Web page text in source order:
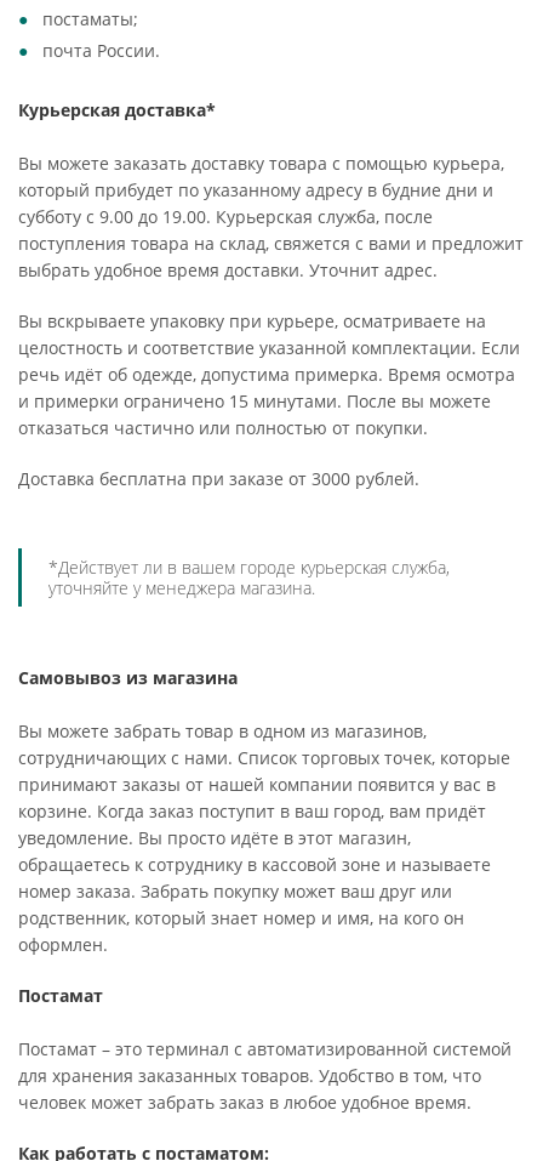
постаматы;
почта России.
Курьерская доставка*
Вы можете заказать доставку товара с помощью курьера,
который прибудет по указанному адресу в будние дни и
субботу с 9.00 до 19.00. Курьерская служба, после
поступления товара на склад, свяжется с вами и предложит
выбрать удобное время доставки. Уточнит адрес.
Вы вскрываете упаковку при курьере, осматриваете на
целостность и соответствие указанной комплектации. Если
речь идёт об одежде, допустима примерка. Время осмотра
и примерки ограничено 15 минутами. После вы можете
отказаться частично или полностью от покупки.
Доставка бесплатна при заказе от 3000 рублей.
*Действует ли в вашем городе курьерская служба,
уточняйте у менеджера магазина.
Самовывоз из магазина
Вы можете забрать товар в одном из магазинов,
сотрудничающих с нами. Список торговых точек, которые
принимают заказы от нашей компании появится у вас в
корзине. Когда заказ поступит в ваш город, вам придёт
уведомление. Вы просто идёте в этот магазин,
обращаетесь к сотруднику в кассовой зоне и называете
номер заказа. Забрать покупку может ваш друг или
родственник, который знает номер и имя, на кого он
оформлен.
Постамат
Постамат – это терминал с автоматизированной системой
для хранения заказанных товаров. Удобство в том, что
человек может забрать заказ в любое удобное время.
Как работать с постаматом: